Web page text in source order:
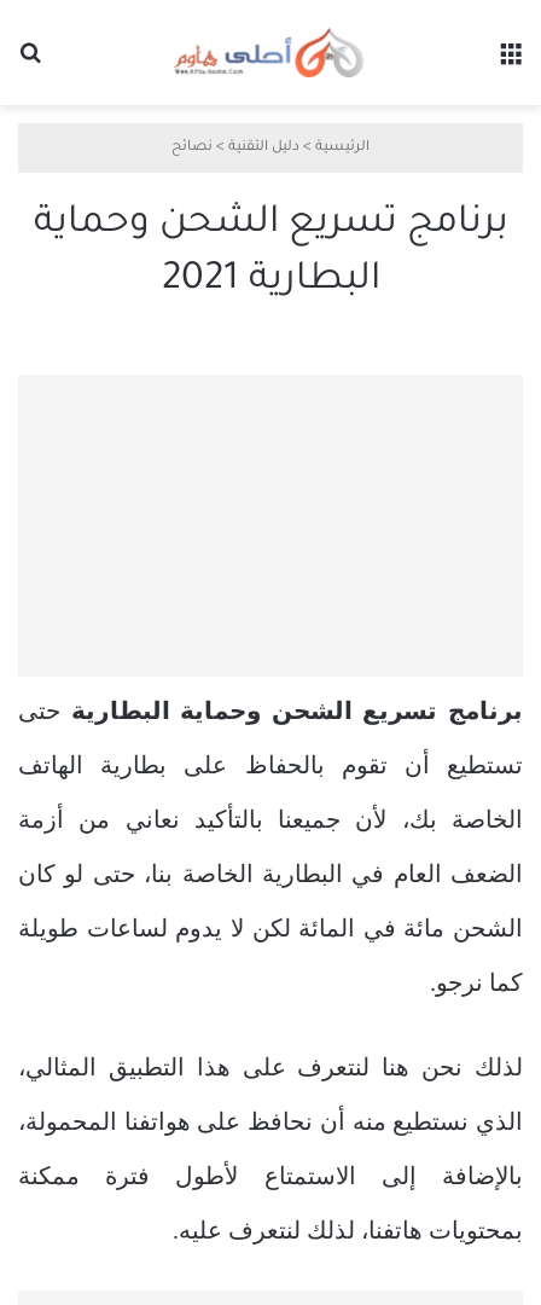
الرئيسية > دليل التقنية > نصائح
برنامج تسريع الشحن وحماية
البطارية 2021
برنامج تسريع الشحن وحماية البطارية حتى
تستطيع أن تقوم بالحفاظ على بطارية الهاتف
الخاصة بك، لأن جميعنا بالتأكيد نعاني من أزمة
الضعف العام في البطارية الخاصة بنا، حتى لو كان
الشحن مائة في المائة لكن لا يدوم لساعات طويلة
كما نرجو.
لذلك نحن هنا لنتعرف على هذا التطبيق المثالي،
الذي نستطيع منه أن نحافظ على هواتفنا المحمولة،
بالإضافة إلى الاستمتاع لأطول فترة ممكنة
بمحتويات هاتفنا، لذلك لنتعرف عليه.